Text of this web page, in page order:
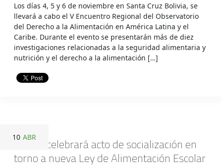
Los días 4, 5 y 6 de noviembre en Santa Cruz Bolivia, se
llevará a cabo el V Encuentro Regional del Observatorio
del Derecho a la Alimentación en América Latina y el
Caribe. Durante el evento se presentarán más de diez
investigaciones relacionadas a la seguridad alimentaria y
nutrición y el derecho a la alimentación […]
10 ABR
Bolivia celebrará acto de socialización en
torno a nueva Ley de Alimentación Escolar